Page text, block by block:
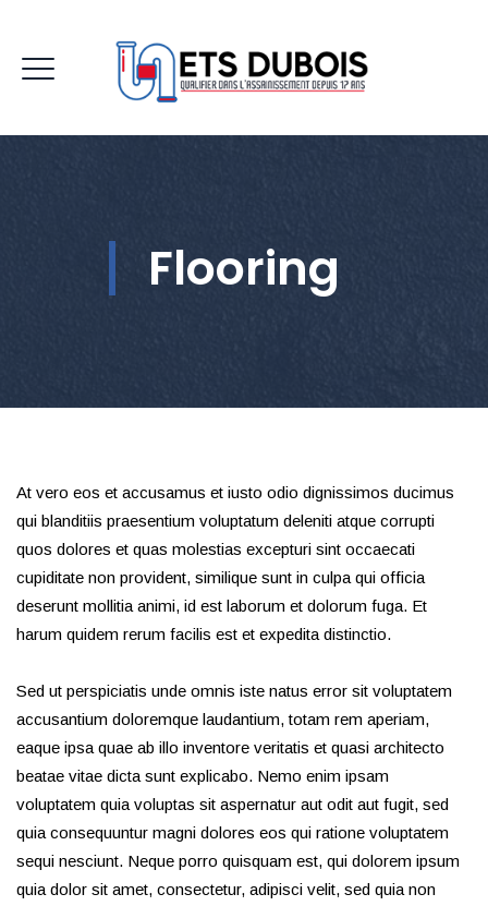
Flooring
At vero eos et accusamus et iusto odio dignissimos ducimus
qui blanditiis praesentium voluptatum deleniti atque corrupti
quos dolores et quas molestias excepturi sint occaecati
cupiditate non provident, similique sunt in culpa qui officia
deserunt mollitia animi, id est laborum et dolorum fuga. Et
harum quidem rerum facilis est et expedita distinctio.
Sed ut perspiciatis unde omnis iste natus error sit voluptatem
accusantium doloremque laudantium, totam rem aperiam,
eaque ipsa quae ab illo inventore veritatis et quasi architecto
beatae vitae dicta sunt explicabo. Nemo enim ipsam
voluptatem quia voluptas sit aspernatur aut odit aut fugit, sed
quia consequuntur magni dolores eos qui ratione voluptatem
sequi nesciunt. Neque porro quisquam est, qui dolorem ipsum
quia dolor sit amet, consectetur, adipisci velit, sed quia non